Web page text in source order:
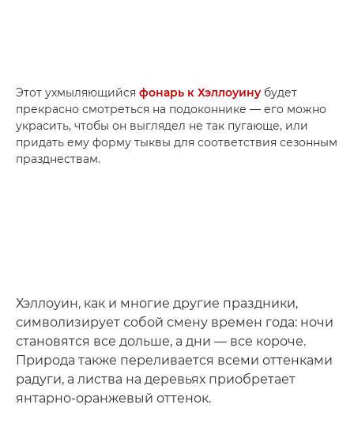
Этот ухмыляющийся фонарь к Хэллоуину будет
прекрасно смотреться на подоконнике — его можно
украсить, чтобы он выглядел не так пугающе, или
придать ему форму тыквы для соответствия сезонным
празднествам.
Хэллоуин, как и многие другие праздники,
символизирует собой смену времен года: ночи
становятся все дольше, а дни — все короче.
Природа также переливается всеми оттенками
радуги, а листва на деревьях приобретает
янтарно-оранжевый оттенок.